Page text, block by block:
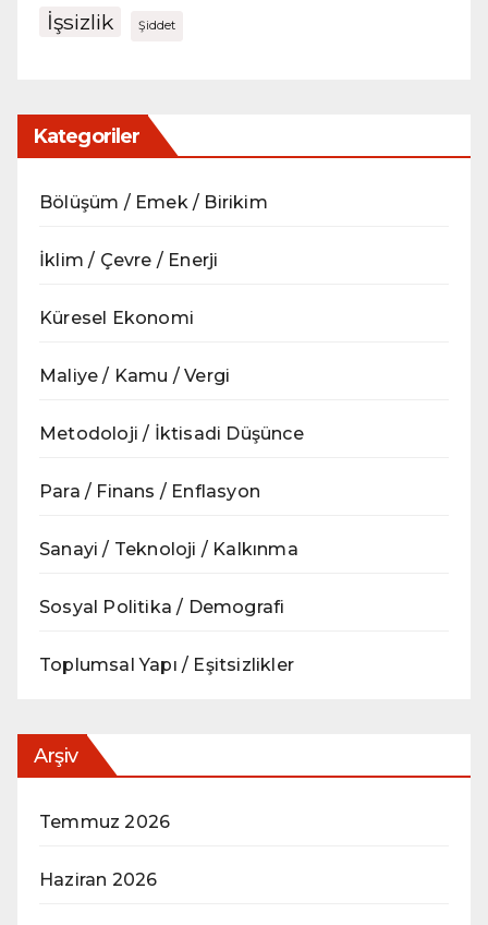
İşsizlik Şiddet
Kategoriler
Bölüşüm / Emek / Birikim
İklim / Çevre / Enerji
Küresel Ekonomi
Maliye / Kamu / Vergi
Metodoloji / İktisadi Düşünce
Para / Finans / Enflasyon
Sanayi / Teknoloji / Kalkınma
Sosyal Politika / Demografi
Toplumsal Yapı / Eşitsizlikler
Arşiv
Temmuz 2026
Haziran 2026